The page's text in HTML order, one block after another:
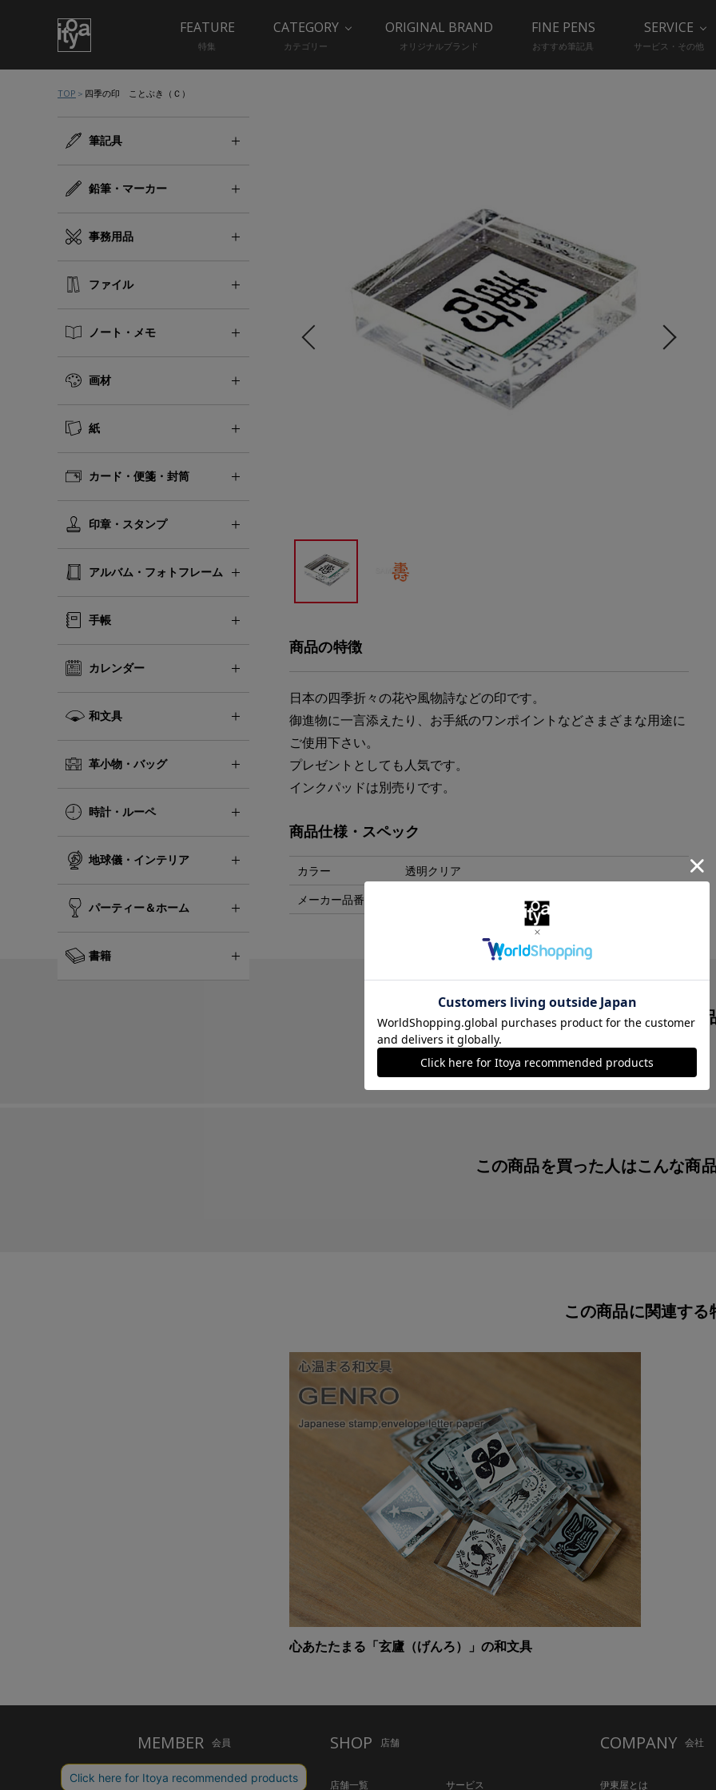
FEATURE
特集
CATEGORY
カテゴリー
ORIGINAL BRAND
オリジナルブランド
FINE PENS
おすすめ筆記具
SERVICE
サービス・その他
TOP 四季の印 ことぶき（Ｃ）
筆記具
鉛筆・マーカー
事務用品
ファイル
ノート・メモ
画材
紙
カード・便箋・封筒
印章・スタンプ
アルバム・フォトフレーム
手帳
カレンダー
和文具
革小物・バッグ
時計・ルーペ
地球儀・インテリア
パーティー＆ホーム
書籍
商品の特徴
日本の四季折々の花や風物詩などの印です。
御進物に一言添えたり、お手紙のワンポイントなどさまざまな用途に
ご使用下さい。
プレゼントとしても人気です。
インクパッドは別売りです。
商品仕様・スペック
カラー
透明クリア
メーカー品番
この商品を見た人はこんな商
この商品を買った人はこんな商
この商品に関連する
心あたたまる「玄廬（げんろ）」の和文具
MEMBER 会員
ご利用ガイド
SHOP 店舗
店舗一覧 サービス
COMPANY 会社
伊東屋とは